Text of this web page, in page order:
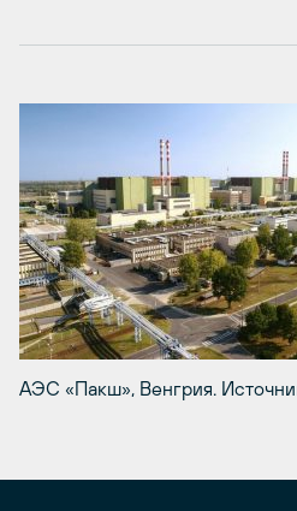
АЭС «Пакш», Венгрия.